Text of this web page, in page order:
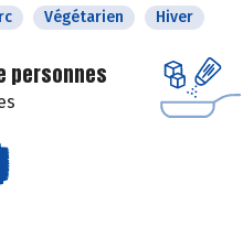
Végétarien Hiver
personnes